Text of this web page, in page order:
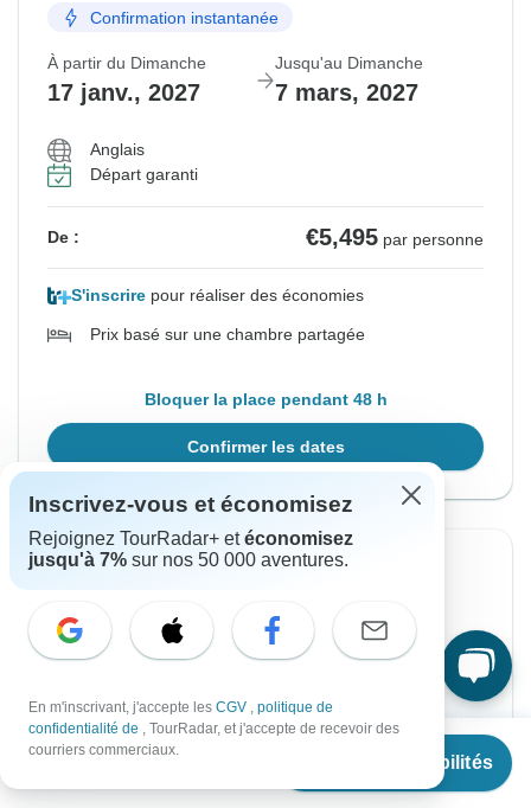
À partir de
Voir les disponibilités
Confirmation instantanée
À partir du Dimanche
17 janv., 2027
Jusqu'au Dimanche
7 mars, 2027
Anglais
Départ garanti
De : €5,495 par personne
S'inscrire pour réaliser des économies
Prix basé sur une chambre partagée
Bloquer la place pendant 48 h
Confirmer les dates
À partir du Mercredi
27 janv., 2027
Jusqu'au Mercredi
17 mars, 2027
Anglais
Départ garanti
De : €5,495 par personne
Inscrivez-vous et économisez
Rejoignez TourRadar+ etéconomisez
jusqu'à 7% sur nos 50 000 aventures.
En m'inscrivant, j'accepte les CGV , politique de
confidentialité de , TourRadar, et j'accepte de recevoir des
courriers commerciaux.